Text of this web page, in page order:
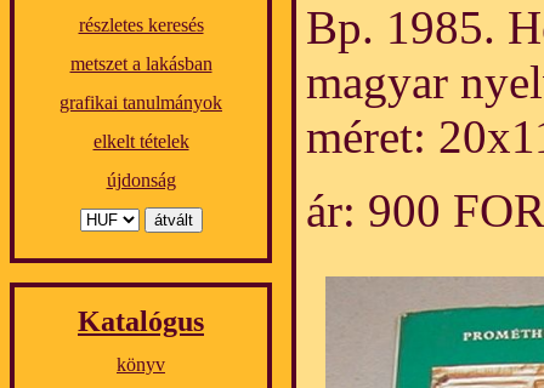
részletes keresés
metszet a lakásban
grafikai tanulmányok
elkelt tételek
újdonság
Katalógus
könyv
Bp. 1985.
magyar
méret:
ár: 900